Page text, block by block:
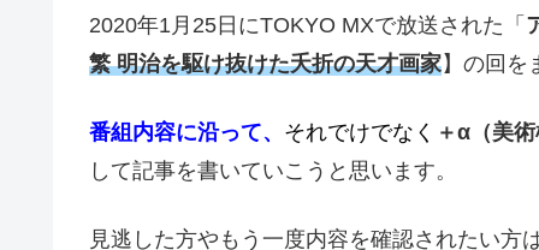
2020年1月25日にTOKYO MXで放送された「
繁 明治を駆け抜けた夭折の天才画家】の回を
番組内容に沿って、 それでけでなく ＋α（美
して記事を書いていこうと思います。
見逃した方やもう一度内容を確認されたい方